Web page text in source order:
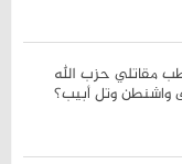
مقاتلي حزب الله
واشنطن وتل أبيب؟